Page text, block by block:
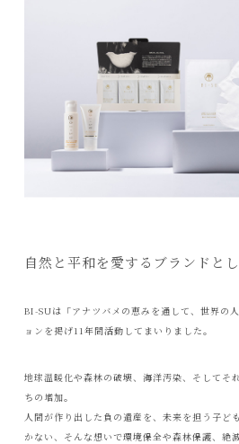
自然と平和を愛するブランドと
BI-SUは「アナツバメの恵みを通して、世界の
ョンを掲げ11年間活動してまいりました。
地球温暖化や森林の破壊、海洋汚染、そしてそ
ちの増加。
人間が作り出した負の遺産を、未来を担う子ど
かない、そんな想いで環境保全や森林保護、絶